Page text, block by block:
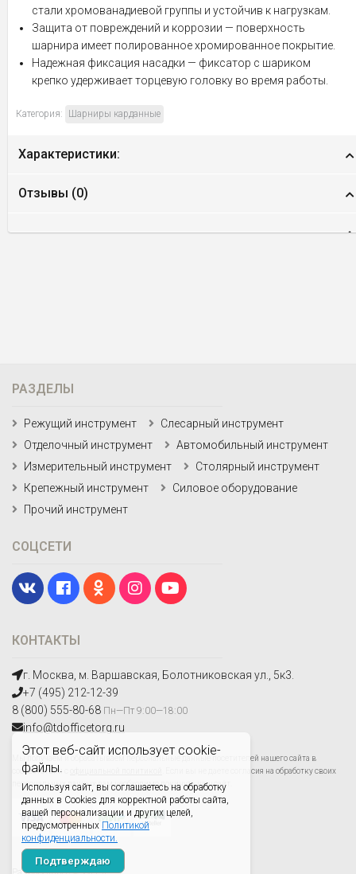
Этот веб-сайт использует cookie-
файлы.
Используя сайт, вы соглашаетесь на обработку
данных в Cookies для корректной работы сайта,
вашей персонализации и других целей,
предусмотренных Политикой
конфиденциальности.
Подтверждаю
стали хромованадиевой группы и устойчив к нагрузкам.
Защита от повреждений и коррозии — поверхность
шарнира имеет полированное хромированное покрытие.
Надежная фиксация насадки — фиксатор с шариком
крепко удерживает торцевую головку во время работы.
Категория: Шарниры карданные
Характеристики:
Отзывы (0)
КОНТАКТЫ
г. Москва, м. Варшавская, Болотниковская ул., 5к3.
+7 (495) 212-12-39
8 (800) 555-80-68 Пн—Пт 9:00—18:00
info@tdofficetorg.ru
Мы получаем и обрабатываем персональные данные посетителей нашего сайта в
соответствии с
. Если вы не даете согласия на обработку своих
персональных данных,вам необходимо покинуть наш сайт.
РАЗДЕЛЫ
Режущий инструмент
Слесарный инструмент
Отделочный инструмент
Автомобильный инструмент
Измерительный инструмент
Столярный инструмент
Крепежный инструмент
Силовое оборудование
Прочий инструмент
СОЦСЕТИ